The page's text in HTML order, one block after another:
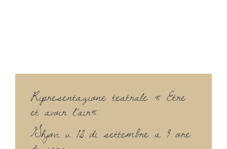
Ripresentazione teatrale « Etre
et avoir l’air«
Ghjovi u 12 di settembre a 9 ore